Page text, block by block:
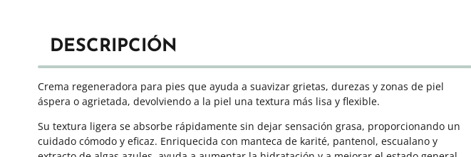
DESCRIPCIÓN
Crema regeneradora para pies que ayuda a suavizar grietas, durezas y zonas de piel
áspera o agrietada, devolviendo a la piel una textura más lisa y flexible.
Su textura ligera se absorbe rápidamente sin dejar sensación grasa, proporcionando un
cuidado cómodo y eficaz. Enriquecida con manteca de karité, pantenol, escualano y